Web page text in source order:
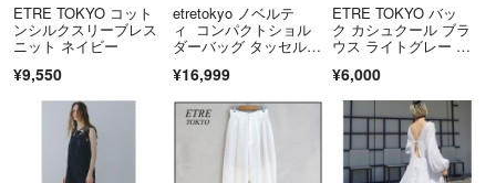
ETRE TOKYO コット
ンシルクスリーブレス
ニット ネイビー
¥9,550
etretokyo ノベルテ
ィ コンパクトショル
ダーバッグ タッセルポ
¥16,999
ETRE TOKYO バッ
ク カシュクール ブラ
ウス ライトグレー 雑
¥6,000